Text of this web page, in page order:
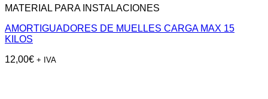
MATERIAL PARA INSTALACIONES
AMORTIGUADORES DE MUELLES CARGA MAX 15
KILOS
12,00€ + IVA